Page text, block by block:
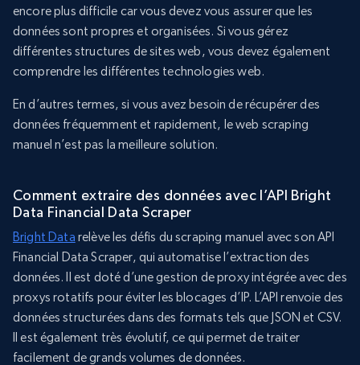
encore plus difficile car vous devez vous assurer que les
données sont propres et organisées. Si vous gérez
différentes structures de sites web, vous devez également
comprendre les différentes technologies web.
En d’autres termes, si vous avez besoin de récupérer des
données fréquemment et rapidement, le web scraping
manuel n’est pas la meilleure solution.
Comment extraire des données avec l’API Bright
Data Financial Data Scraper
Bright Data relève les défis du scraping manuel avec son API
Financial Data Scraper, qui automatise l’extraction des
données. Il est doté d’une gestion de proxy intégrée avec des
proxys rotatifs pour éviter les blocages d’IP. L’API renvoie des
données structurées dans des formats tels que JSON et CSV.
Il est également très évolutif, ce qui permet de traiter
facilement de grands volumes de données.